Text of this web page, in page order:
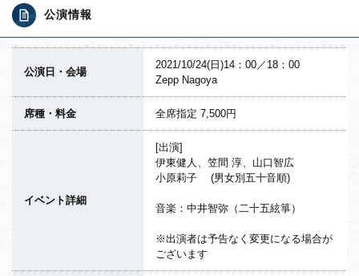
公演情報
公演日・会場
2021/10/24(日)14：00／18：00
Zepp Nagoya
席種・料金 全席指定 7,500円
イベント詳細
[出演]
伊東健人、笠間 淳、山口智広
小原莉子 (男女別五十音順)
音楽：中井智弥（二十五絃箏）
※出演者は予告なく変更になる場合が
ございます